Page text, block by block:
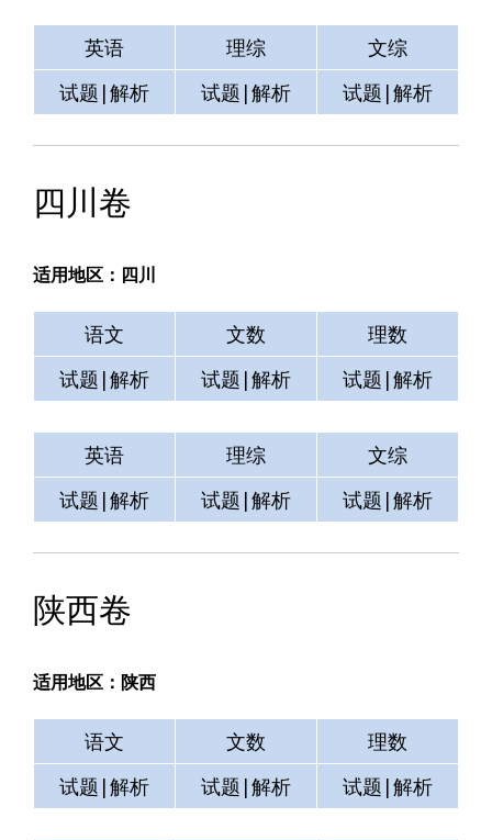
英语 理综
文综
试题|解析
试题|解析 试题|解析
四川卷
适用地区：四川
语文 文数
理数
试题|解析
试题|解析 试题|解析
英语 理综
文综
试题|解析
试题|解析 试题|解析
陕西卷
适用地区：陕西
语文 文数
理数
试题|解析
试题|解析 试题|解析